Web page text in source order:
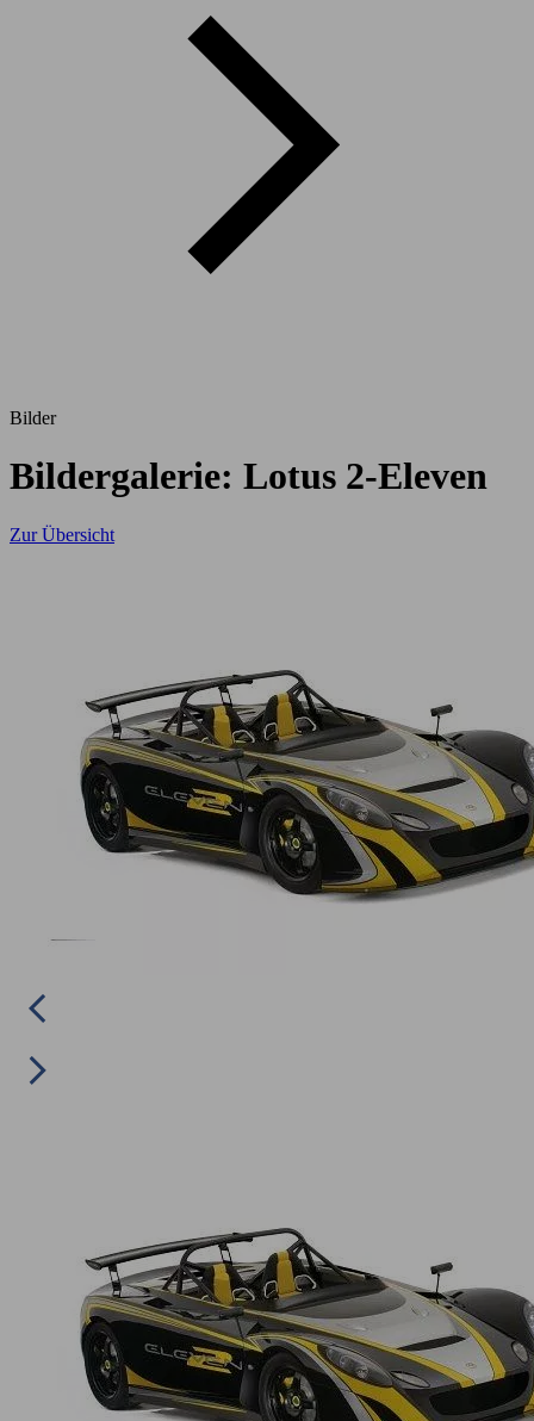
Bilder
Bildergalerie: Lotus 2-Eleven
Zur Übersicht